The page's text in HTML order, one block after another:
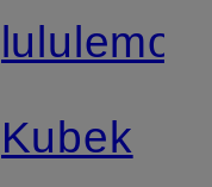
lululemon
Kubek